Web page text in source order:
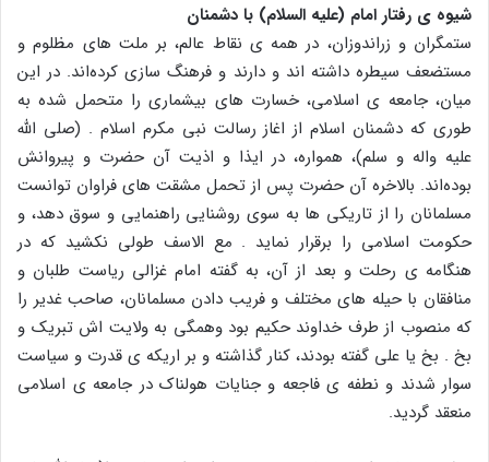
شیوه ی رفتار امام (علیه السلام) با دشمنان
ستمگران و زراندوزان، در همه ی نقاط عالم، بر ملت های مظلوم و
مستضعف سیطره داشته اند و دارند و فرهنگ سازی کرده‌اند. در این
میان‌، جامعه ی اسلامی، خسارت های بیشماری را متحمل شده به
طوری که دشمنان اسلام از اغاز رسالت نبی مکرم اسلام . (صلی الله
علیه و‌اله و سلم)، همواره، در ایذا و اذیت آن حضرت و پیروانش
بوده‌اند. بالاخره آن حضرت پس از تحمل مشقت های فراوان توانست
مسلمانان را از تاریکی ها به سوی روشنایی راهنمایی و سوق دهد، و
حکومت اسلامی را برقرار نماید . مع الاسف طولی نکشید که در
هنگامه ی رحلت و بعد از آن، به گفته امام غزالی ریاست طلبان و
منافقان با حیله های مختلف و فریب دادن مسلمانان، صاحب غدیر را
که منصوب از طرف خداوند حکیم بود وهمگی به ولایت اش تبریک و
بخ . بخ یا علی گفته بودند، کنار گذاشته و بر اریکه ی قدرت و سیاست
سوار شدند و نطفه ی فاجعه و جنایات هولناک در جامعه ی اسلامی
منعقد گردید.